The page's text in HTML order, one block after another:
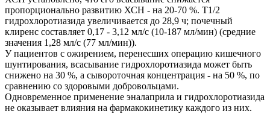
пропорционально развитию ХСН - на 20-70 %. Т1/2
гидрохлоротиазида увеличивается до 28,9 ч; почечный
клиренс составляет 0,17 - 3,12 мл/с (10-187 мл/мин) (средние
значения 1,28 мл/с (77 мл/мин)).
У пациентов с ожирением, перенесших операцию кишечного
шунтирования, всасывание гидрохлоротиазида может быть
снижено на 30 %, а сывороточная концентрация - на 50 %, по
сравнению со здоровыми добровольцами.
Одновременное применение эналаприла и гидрохлоротиазида
не оказывает влияния на фармакокинетику каждого из них.